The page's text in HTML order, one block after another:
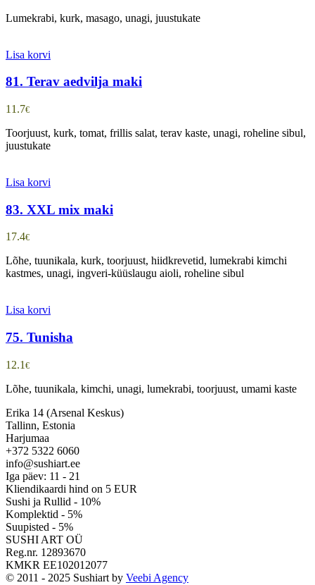
Lumekrabi, kurk, masago, unagi, juustukate
Lisa korvi
81. Terav aedvilja maki
11.7€
Toorjuust, kurk, tomat, frillis salat, terav kaste, unagi, roheline sibul,
juustukate
Lisa korvi
83. XXL mix maki
17.4€
Lõhe, tuunikala, kurk, toorjuust, hiidkrevetid, lumekrabi kimchi
kastmes, unagi, ingveri-küüslaugu aioli, roheline sibul
Lisa korvi
75. Tunisha
12.1 €
Lõhe, tuunikala, kimchi, unagi, lumekrabi, toorjuust, umami kaste
Erika 14 (Arsenal Keskus)
Tallinn, Estonia
Harjumaa
+372 5322 6060
info@sushiart.ee
Iga päev: 11 - 21
Kliendikaardi hind on 5 EUR
Sushi ja Rullid - 10%
Komplektid - 5%
Suupisted - 5%
SUSHI ART OÜ
Reg.nr. 12893670
KMKR EE102012077
© 2011 - 2025 Sushiart by Veebi Agency